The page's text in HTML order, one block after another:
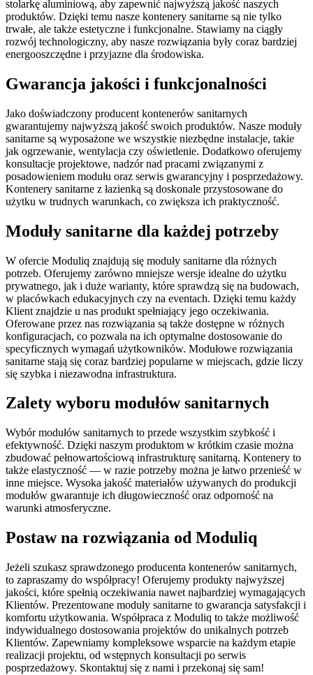
stolarkę aluminiową, aby zapewnić najwyższą jakość naszych
produktów. Dzięki temu nasze kontenery sanitarne są nie tylko
trwałe, ale także estetyczne i funkcjonalne. Stawiamy na ciągły
rozwój technologiczny, aby nasze rozwiązania były coraz bardziej
energooszczędne i przyjazne dla środowiska.
Gwarancja jakości i funkcjonalności
Jako doświadczony producent kontenerów sanitarnych
gwarantujemy najwyższą jakość swoich produktów. Nasze moduły
sanitarne są wyposażone we wszystkie niezbędne instalacje, takie
jak ogrzewanie, wentylacja czy oświetlenie. Dodatkowo oferujemy
konsultacje projektowe, nadzór nad pracami związanymi z
posadowieniem modułu oraz serwis gwarancyjny i posprzedażowy.
Kontenery sanitarne z łazienką są doskonale przystosowane do
użytku w trudnych warunkach, co zwiększa ich praktyczność.
Moduły sanitarne dla każdej potrzeby
W ofercie Moduliq znajdują się moduły sanitarne dla różnych
potrzeb. Oferujemy zarówno mniejsze wersje idealne do użytku
prywatnego, jak i duże warianty, które sprawdzą się na budowach,
w placówkach edukacyjnych czy na eventach. Dzięki temu każdy
Klient znajdzie u nas produkt spełniający jego oczekiwania.
Oferowane przez nas rozwiązania są także dostępne w różnych
konfiguracjach, co pozwala na ich optymalne dostosowanie do
specyficznych wymagań użytkowników. Modułowe rozwiązania
sanitarne stają się coraz bardziej popularne w miejscach, gdzie liczy
się szybka i niezawodna infrastruktura.
Zalety wyboru modułów sanitarnych
Wybór modułów sanitarnych to przede wszystkim szybkość i
efektywność. Dzięki naszym produktom w krótkim czasie można
zbudować pełnowartościową infrastrukturę sanitarną. Kontenery to
także elastyczność — w razie potrzeby można je łatwo przenieść w
inne miejsce. Wysoka jakość materiałów używanych do produkcji
modułów gwarantuje ich długowieczność oraz odporność na
warunki atmosferyczne.
Postaw na rozwiązania od Moduliq
Jeżeli szukasz sprawdzonego producenta kontenerów sanitarnych,
to zapraszamy do współpracy! Oferujemy produkty najwyższej
jakości, które spełnią oczekiwania nawet najbardziej wymagających
Klientów. Prezentowane moduły sanitarne to gwarancja satysfakcji i
komfortu użytkowania. Współpraca z Moduliq to także możliwość
indywidualnego dostosowania projektów do unikalnych potrzeb
Klientów. Zapewniamy kompleksowe wsparcie na każdym etapie
realizacji projektu, od wstępnych konsultacji po serwis
posprzedażowy. Skontaktuj się z nami i przekonaj się sam!